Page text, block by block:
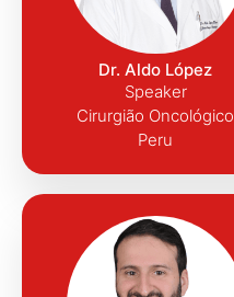
Dr. Aldo López
Speaker
Cirurgião Oncológico
Peru